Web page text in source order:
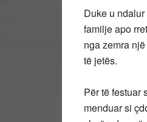
Duke u
familje apo
nga zemra
të jetës.
Për të festuar
menduar si